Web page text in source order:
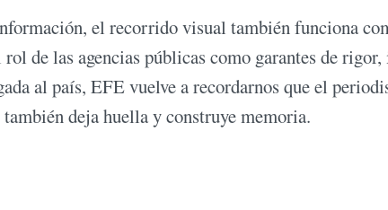
el recorrido visual también funciona
de las agencias públicas como garantes de rigor,
al país, EFE vuelve a recordarnos que el
deja huella y construye memoria.